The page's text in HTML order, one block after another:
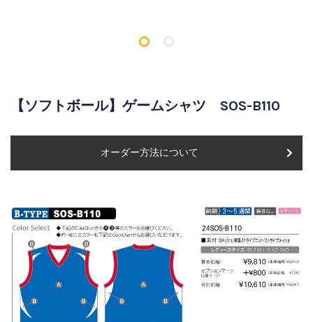
【ソフトボール】ゲームシャツ SOS-B110
オーダー方法について